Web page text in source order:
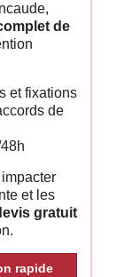
de
et fixations
de
et les
gratuit
rapide